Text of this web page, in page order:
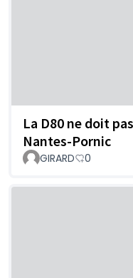
La D80 ne doit
Nantes-Pornic
GIRARD 0